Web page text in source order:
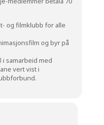
og filmklubb for alle
og byr på
samarbeid med
vert vist i